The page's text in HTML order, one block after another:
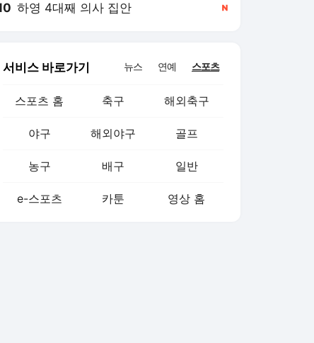
하영 4대째 의사 집안
서비스 바로가기 뉴스 연예 스포츠
스포츠 홈 축구 해외축구
야구 해외야구 골프
농구 배구 일반
e-스포츠 카툰 영상 홈